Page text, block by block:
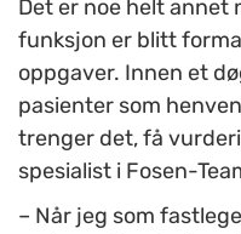
Det er noe helt
funksjon er blitt
oppgaver. Innen et
pasienter som
trenger det, få
spesialist i Fosen-
– Når jeg som